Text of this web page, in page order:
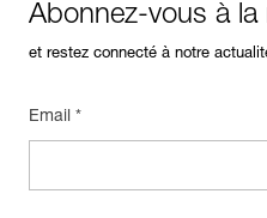
Abonnez-vous à la
et restez connecté à notre
Email *